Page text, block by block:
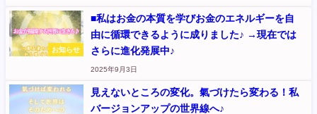
記事
お知らせ
■私はお金の本質を学びお金のエネルギーを自
由に循環できるように成りました♪ →現在では
さらに進化発展中♪
2025年9月3日
見えないところの変化。氣づけたら変わる！私
バージョンアップの世界線へ♪